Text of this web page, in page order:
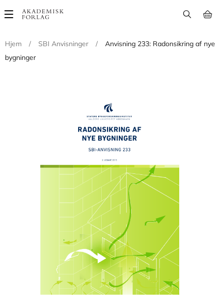
Main
Hjem
/ SBI Anvisninger /
Anvisning 233: Radonsikring af nye
bygninger